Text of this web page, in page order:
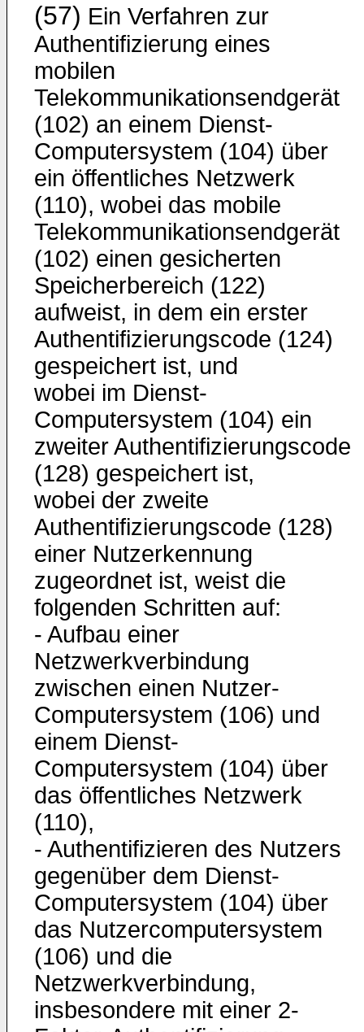
(57) Ein Verfahren zur
Authentifizierung eines
mobilen
Telekommunikationsendgerät
(102) an einem Dienst-
Computersystem (104) über
ein öffentliches Netzwerk
(110), wobei das mobile
Telekommunikationsendgerät
(102) einen gesicherten
Speicherbereich (122)
aufweist, in dem ein erster
Authentifizierungscode (124)
gespeichert ist, und
wobei im Dienst-
Computersystem (104) ein
zweiter Authentifizierungscode
(128) gespeichert ist,
wobei der zweite
Authentifizierungscode (128)
einer Nutzerkennung
zugeordnet ist, weist die
folgenden Schritten auf:
- Aufbau einer
Netzwerkverbindung
zwischen einen Nutzer-
Computersystem (106) und
einem Dienst-
Computersystem (104) über
das öffentliches Netzwerk
(110),
- Authentifizieren des Nutzers
gegenüber dem Dienst-
Computersystem (104) über
das Nutzercomputersystem
(106) und die
Netzwerkverbindung,
insbesondere mit einer 2-